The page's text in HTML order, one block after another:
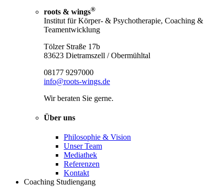
roots & wings®
Institut für Körper- & Psychotherapie, Coaching &
Teamentwicklung
Tölzer Straße 17b
83623 Dietramszell / Obermühltal
08177 9297000
info@roots-wings.de
Wir beraten Sie gerne.
Über uns
Philosophie & Vision
Unser Team
Mediathek
Referenzen
Kontakt
Coaching Studiengang